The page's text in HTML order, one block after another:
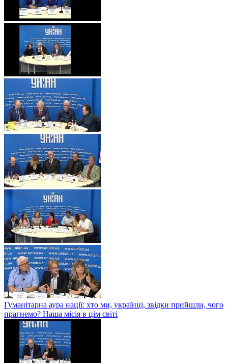
Гуманітарна аура нації: хто ми, українці, звідки прийшли, чого
прагнемо? Наша місія в цім світі